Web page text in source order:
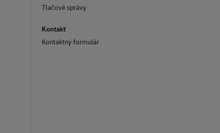
Tlačové správy
Kontakt
Kontaktný formulár